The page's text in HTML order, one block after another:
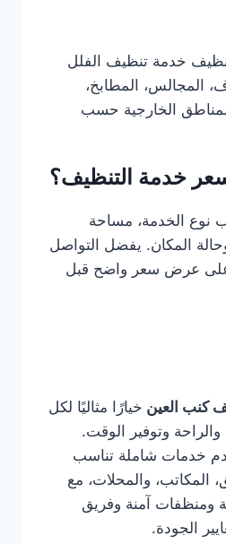
خدمة تنظيف الفلل
المجالس، المطابخ،
الخارجية حسب
نوع الخدمة، مساحة
المكان. يفضل التواصل
عرض سعر واضح قبل
كنب العين خيارًا مثاليًا لكل
وتوفير الوقت.
خدمات شاملة تناسب
المكاتب، والمحلات، مع
ومنظفات آمنة وفريق
الجودة.